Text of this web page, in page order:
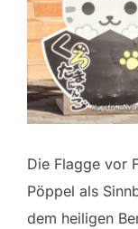
Die Flagge vor
Pöppel als
dem heiligen